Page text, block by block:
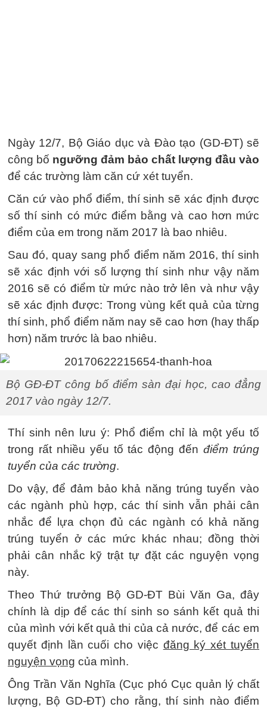
Ngày 12/7, Bộ Giáo dục và Đào tạo (GD-ĐT) sẽ
công bố ngưỡng đảm bảo chất lượng đầu vào
để các trường làm căn cứ xét tuyển.
Căn cứ vào phổ điểm, thí sinh sẽ xác định được
số thí sinh có mức điểm bằng và cao hơn mức
điểm của em trong năm 2017 là bao nhiêu.
Sau đó, quay sang phổ điểm năm 2016, thí sinh
sẽ xác định với số lượng thí sinh như vậy năm
2016 sẽ có điểm từ mức nào trở lên và như vậy
sẽ xác định được: Trong vùng kết quả của từng
thí sinh, phổ điểm năm nay sẽ cao hơn (hay thấp
hơn) năm trước là bao nhiêu.
Bộ GĐ-ĐT công bố điểm sàn đại học, cao đẳng
2017 vào ngày 12/7.
Thí sinh nên lưu ý: Phổ điểm chỉ là một yếu tố
trong rất nhiều yếu tố tác động đếnđiểm trúng
tuyển của các trường.
Do vậy, để đảm bảo khả năng trúng tuyển vào
các ngành phù hợp, các thí sinh vẫn phải cân
nhắc để lựa chọn đủ các ngành có khả năng
trúng tuyển ở các mức khác nhau; đồng thời
phải cân nhắc kỹ trật tự đặt các nguyện vọng
này.
Theo Thứ trưởng Bộ GD-ĐT Bùi Văn Ga, đây
chính là dịp để các thí sinh so sánh kết quả thi
của mình với kết quả thi của cả nước, để các em
quyết định lần cuối cho việc đăng ký xét tuyển
nguyện vọng của mình.
Ông Trần Văn Nghĩa (Cục phó Cục quản lý chất
lượng, Bộ GD-ĐT) cho rằng, thí sinh nào điểm